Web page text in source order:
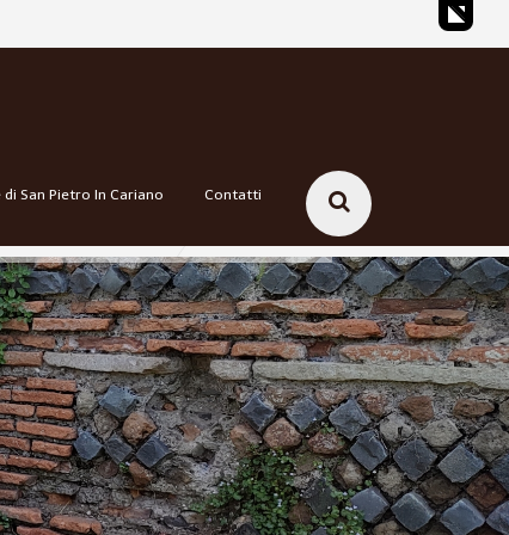
di San Pietro In Cariano Contatti